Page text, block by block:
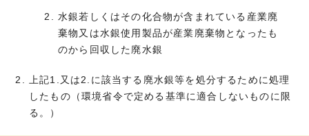
水銀若しくはその化合物が含まれている産業廃
棄物又は水銀使用製品が産業廃棄物となったも
のから回収した廃水銀
上記1.又は2.に該当する廃水銀等を処分するために処理
したもの（環境省令で定める基準に適合しないものに限
る。）